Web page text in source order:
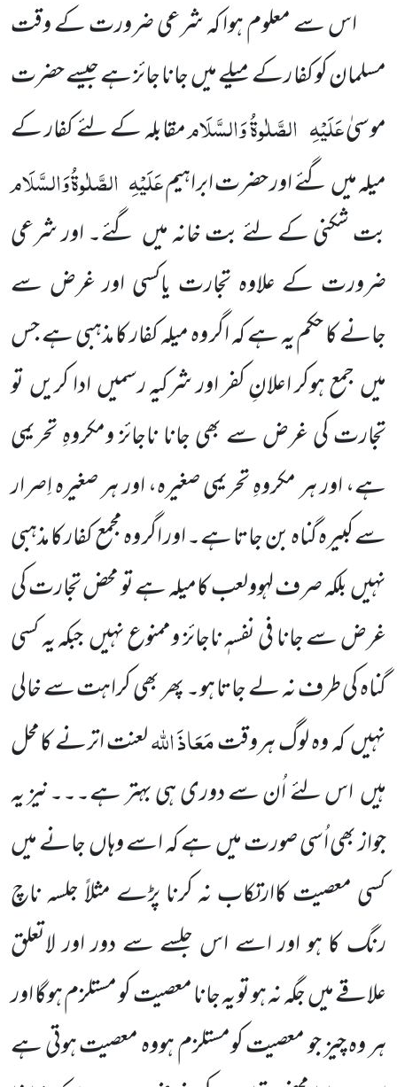
اس سے معلوم ہوا کہ شرعی ضرورت کے وقت
مسلمان کو کفا رکے میلے میں جانا جائز ہے جیسے حضرت
موسیٰعَلَیْہِ الصَّلٰوۃُ وَالسَّلَاممقابلہ کے لئے کفار کے
میلہ میں گئے اور حضرت ابراہیمعَلَیْہِ الصَّلٰوۃُ وَالسَّلَام
بت شکنی کے لئے بت خانہ میں گئے۔ اور شرعی
ضرورت کے علاوہ تجارت یاکسی اور غرض سے
جانے کا حکم یہ ہے کہ اگر وہ میلہ کفار کا مذہبی ہے جس
میں جمع ہوکر اعلانِ کفر اور شرکیہ رسمیں ادا کریں تو
تجارت کی غرض سے بھی جانا ناجائز ومکروہِ تحریمی
ہے، اور ہر مکروہِ تحریمی صغیرہ، اور ہر صغیرہ اِصرار
سے کبیرہ گناہ بن جاتا ہے۔ اور اگر وہ مجمع کفار کا مذہبی
نہیں بلکہ صرف لہوولعب کامیلہ ہے تو محض تجارت کی
غرض سے جانا فی نفسہٖ ناجائز وممنوع نہیں جبکہ یہ کسی
گناہ کی طرف نہ لے جاتا ہو۔ پھر بھی کراہت سے خالی
نہیں کہ وہ لوگ ہروقتمَعَاذَ اللہلعنت اترنے کامحل
ہیں اس لئے اُن سے دوری ہی بہتر ہے۔۔۔نیز یہ
جواز بھی اُسی صورت میں ہے کہ اسے وہاں جانے میں
کسی معصیت کاارتکاب نہ کرنا پڑے مثلاً جلسہ ناچ
رنگ کا ہو اور اسے اس جلسے سے دور اور لاتعلق
علاقے میں جگہ نہ ہو تو یہ جانا معصیت کو مستلزم ہوگا اور
ہر وہ چیز جو معصیت کومستلزم ہووہ معصیت ہوتی ہے